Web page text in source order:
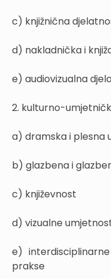
c) knjižnična
d) nakladnička i
e) audiovizualna
2. kulturno-
a) dramska i plesna
b) glazbena i
c) književnost
d) vizualne
e)
prakse